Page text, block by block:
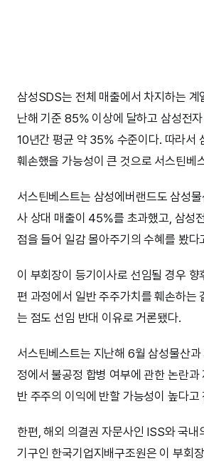
삼성SDS는 전체 매출에서 차지하는 계
난해 기준 85% 이상에 달하고 삼성전
10년간 평균 약 35% 수준이다. 따라서
훼손했을 가능성이 큰 것으로 서스틴베
서스틴베스트는 삼성에버랜드도 삼성
사 상대 매출이 45%를 초과했고, 삼성
점을 들어 일감 몰아주기의 수혜를 봤다
이 부회장이 등기이사로 선임될 경우 향
편 과정에서 일반 주주가치를 훼손하는
는 점도 선임 반대 이유로 거론됐다.
서스틴베스트는 지난해 6월 삼성물산
정에서 불공정 합병 여부에 관한 논란과
반 주주의 이익에 반할 가능성이 높다고
한편, 해외 의결권 자문사인 ISS와 국내
기구인 한국기업지배구조원은 이 부회